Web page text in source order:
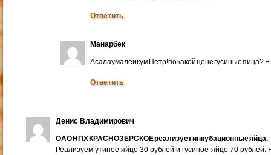
Ответить
Манарбек
Асалаумалеикум Петр!по какой цене гусиные яица?
Ответить
Денис Владимирович
ОАО НПХ КРАСНОЗЕРСКОЕ реализует инкубационные яйца.
Реализуем утиное яйцо 30 рублей и гусиное яйцо 70